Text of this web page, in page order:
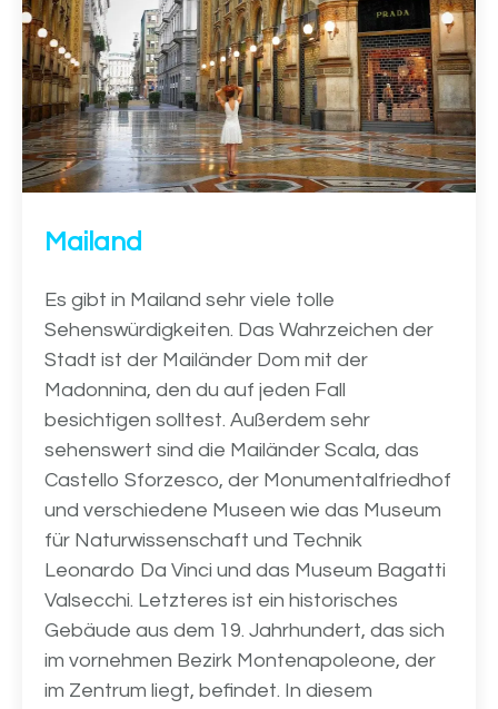
Mailand
Es gibt in Mailand sehr viele tolle
Sehenswürdigkeiten. Das Wahrzeichen der
Stadt ist der Mailänder Dom mit der
Madonnina, den du auf jeden Fall
besichtigen solltest. Außerdem sehr
sehenswert sind die Mailänder Scala, das
Castello Sforzesco, der Monumentalfriedhof
und verschiedene Museen wie das Museum
für Naturwissenschaft und Technik
Leonardo Da Vinci und das Museum Bagatti
Valsecchi. Letzteres ist ein historisches
Gebäude aus dem 19. Jahrhundert, das sich
im vornehmen Bezirk Montenapoleone, der
im Zentrum liegt, befindet. In diesem